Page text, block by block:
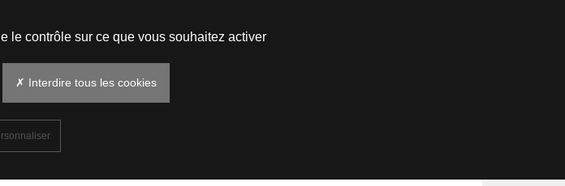
le contrôle sur ce que vous souhaitez activer
✗ Interdire tous les cookies